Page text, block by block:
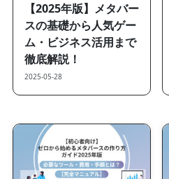
【2025年版】メタバー
スの基礎から人気ゲー
ム・ビジネス活用まで
徹底解説！
2025-05-28